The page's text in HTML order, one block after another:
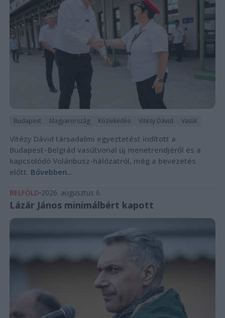
Budapest Magyarország Közlekedés Vitézy Dávid Vasút
Vitézy Dávid társadalmi egyeztetést indított a
Budapest–Belgrád vasútvonal új menetrendjéről és a
kapcsolódó Volánbusz-hálózatról, még a bevezetés
előtt. Bővebben...
BELFÖLD 2026. augusztus 6.
Lázár János minimálbért kapott